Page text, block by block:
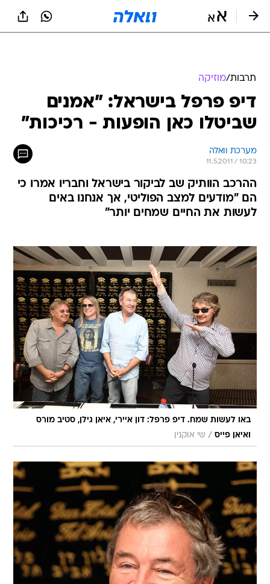
תרבות/מוזיקה
דיפ פרפל בישראל: "אמנים
שביטלו כאן הופעות - רכיכות"
מערכת וואלה
11.5.2011 / 10:23
ההרכב הוותיק שב לביקור בישראל וחבריו אמרו כי
הם "מודעים למצב הפוליטי, אך אנחנו באים
לעשות את החיים שמחים יותר"
באו לעשות שמח. דיפ פרפל: דון איירי, איאן גילן, סטיב מורס
ואיאן פייס / שי אוקנין